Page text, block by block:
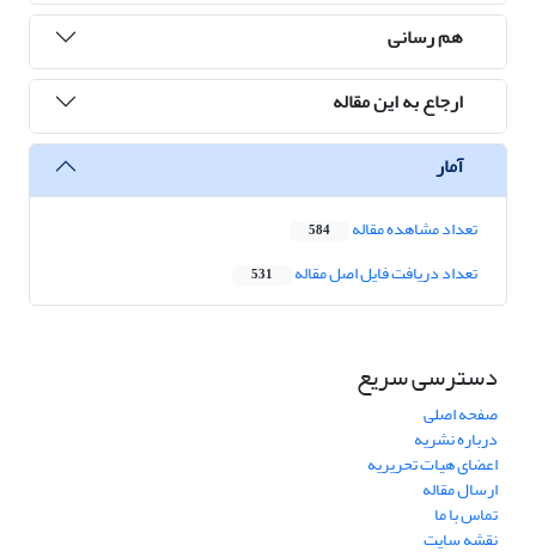
هم رسانی
ارجاع به این مقاله
آمار
تعداد مشاهده مقاله 584
تعداد دریافت فایل اصل مقاله 531
دسترسی سریع
صفحه اصلی
درباره نشریه
اعضای هیات تحریریه
ارسال مقاله
تماس با ما
نقشه سایت